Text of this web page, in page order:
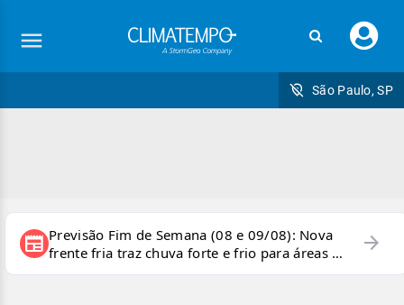
seu
São Paulo, SP
newspaper Previsão Fim de Semana (08 e 09/08): Nova
frente fria traz chuva forte e frio para áreas do
país
arrow_forward